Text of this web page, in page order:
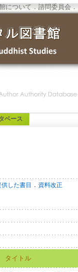
について ．諮問委員会 ．
ベース
した書目 ． 資料改正
タイトル